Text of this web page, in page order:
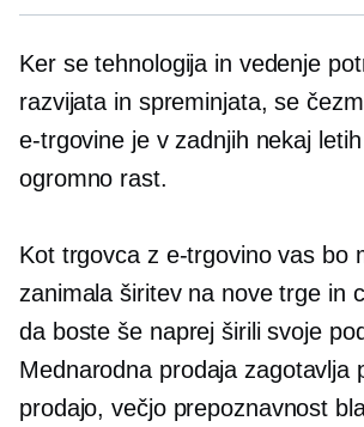
Ker se tehnologija in vedenje
razvijata in spreminjata, se
e-trgovine je v zadnjih nekaj
ogromno rast.
Kot trgovca z e-trgovino vas bo
zanimala širitev na nove trge in
da boste še naprej širili svoje
Mednarodna prodaja zagotavlja
prodajo, večjo prepoznavnost